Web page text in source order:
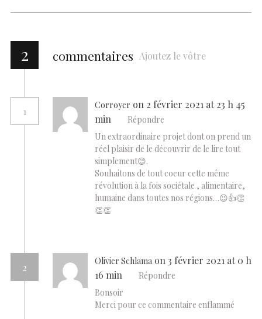
2 commentaires Ajoutez le vôtre
1
Corroyer on 2 février 2021 at 23 h 45
min
Répondre
Un extraordinaire projet dont on prend un
réel plaisir de le découvrir de le lire tout
simplement😊.
Souhaitons de tout coeur cette même
révolution à la fois sociétale , alimentaire,
humaine dans toutes nos régions…😉👍👏
👏👏
2
Olivier Schlama on 3 février 2021 at 0 h
16 min
Répondre
Bonsoir
Merci pour ce commentaire enflammé